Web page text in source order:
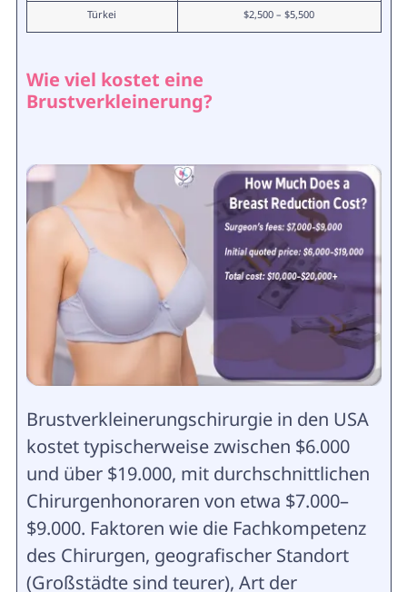
Türkei $2,500 – $5,500
Wie viel kostet eine
Brustverkleinerung?
Brustverkleinerungschirurgie in den USA
kostet typischerweise zwischen $6.000
und über $19.000, mit durchschnittlichen
Chirurgenhonoraren von etwa $7.000–
$9.000. Faktoren wie die Fachkompetenz
des Chirurgen, geografischer Standort
(Großstädte sind teurer), Art der